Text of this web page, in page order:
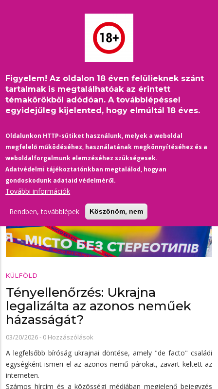
Figyelem! Az oldalon 18 éven felülieknek szánt
tartalmak is megtalálhatóak az érintett
témakörökből adódóan. A továbblépéssel
egyidejűleg kijelented, hogy elmúltál 18 éves.
Oldalunkon HTTP-sütiket használunk, melyek a weboldal
megfelelő működéséhez, használatának megkönnyítéséhez és a
weboldalforgalmunk elemzéséhez szükségesek.
Adatvédelmi tájékoztatónkban megtalálod, hogyan
gondoskodunk adataid védelméről.
További információk
Rendben, továbblépek Köszönöm, nem
Morzsa
Címlap /Külföld /
Tényellenőrzés: Ukrajna legalizálta az azonos neműek
házasságát?
KÜLFÖLD
Tényellenőrzés: Ukrajna
legalizálta az azonos neműek
házasságát?
03/20/2026- 0 Hozzászólások
A legfelsőbb bíróság ukrajnai döntése, amely "de facto" családi
egységként ismeri el az azonos nemű párokat, zavart keltett az
interneten.
Számos hírcím és a közösségi médiában megjelenő bejegyzés